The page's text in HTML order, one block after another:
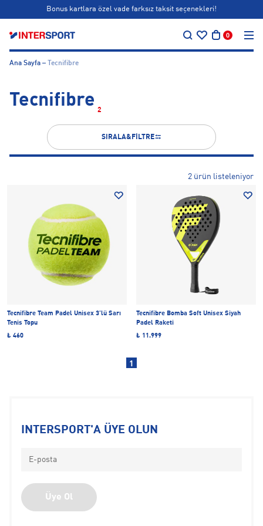
Bonus kartlara özel vade farksız taksit seçenekleri!
0
Ana Sayfa Tecnifibre
Tecnifibre 2
SIRALA&FİLTRE
2 ürün listeleniyor
Tecnifibre Team Padel Unisex 3'lü Sarı
Tenis Topu
₺ 460
Tecnifibre Bomba Soft Unisex Siyah
Padel Raketi
₺ 11.999
1
INTERSPORT'A ÜYE OLUN
Üye Ol